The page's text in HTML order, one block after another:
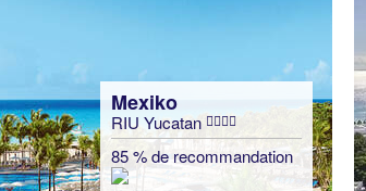
Mexiko
RIU Yucatan
85 % de recommandation